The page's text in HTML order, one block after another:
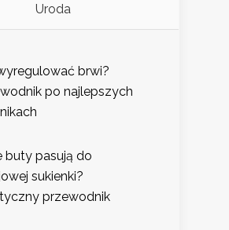
Uroda
brwi?
po najlepszych
buty pasują do
sukienki?
przewodnik